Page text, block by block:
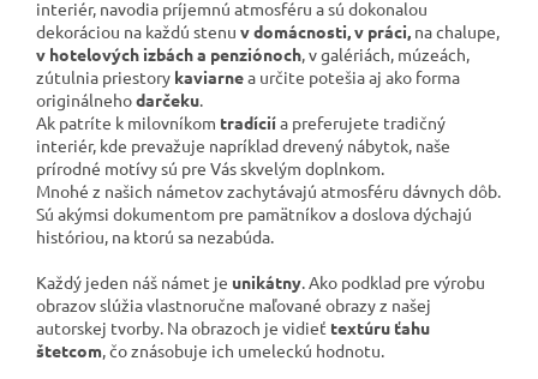
interiér, navodia príjemnú atmosféru a sú dokonalou
dekoráciou na každú stenu v domácnosti, v práci, na chalupe,
v hotelových izbách a penziónoch, v galériách, múzeách,
zútulnia priestory kaviarnea určite potešia aj ako forma
originálnehodarčeku.
Ak patríte k milovníkom tradíciía preferujete tradičný
interiér, kde prevažuje napríklad drevený nábytok, naše
prírodné motívy sú pre Vás skvelým doplnkom.
Mnohé z našich námetov zachytávajú atmosféru dávnych dôb.
Sú akýmsi dokumentom pre pamätníkov adoslova dýchajú
históriou, na ktorú sa nezabúda.
Každý jeden náš námet je unikátny. Ako podklad pre výrobu
obrazov slúžia vlastnoručne maľované obrazy z našej
autorskej tvorby. Na obrazoch je vidieť textúru ťahu
štetcom, čo znásobuje ich umeleckú hodnotu.